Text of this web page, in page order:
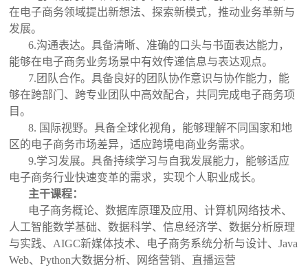
在电子商务领域提出新想法、探索新模式，推动业务革新与
发展。
6.沟通表达。具备清晰、准确的口头与书面表达能力，
能够在电子商务业务场景中有效传递信息与表达观点。
7.团队合作。具备良好的团队协作意识与协作能力，能
够在跨部门、跨专业团队中高效配合，共同完成电子商务项
目。
8. 国际视野。具备全球化视角，能够理解不同国家和地
区的电子商务市场差异，适应跨境电商业务需求。
9.学习发展。具备持续学习与自我发展能力，能够适应
电子商务行业快速变革的需求，实现个人职业成长。
主干课程：
电子商务概论、数据库原理及应用、计算机网络技术、
人工智能数学基础、数据科学、信息经济学、数据分析原理
与实践、AIGC新媒体技术、电子商务系统分析与设计、Java
Web、Python大数据分析、网络营销、直播运营